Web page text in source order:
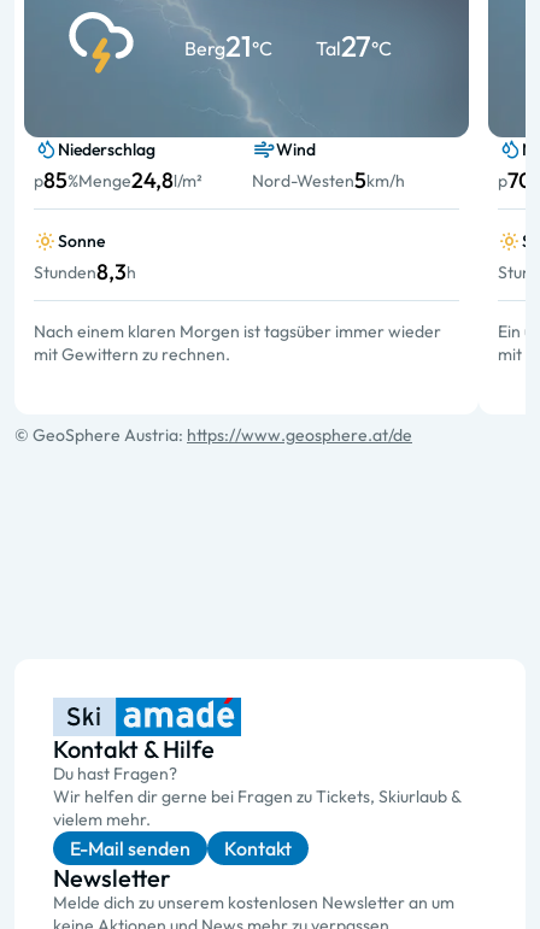
Berg21°C Tal27°C
Niederschlag
p85%Menge24,8l/m²
Wind
Nord-Westen5km/h
Sonne
Stunden8,3h
Nach einem klaren Morgen ist tagsüber immer wieder
mit Gewittern zu rechnen.
p70
Ein
mit
© GeoSphere Austria: https://www.geosphere.at/de
Kontakt & Hilfe
Du hast Fragen?
Wir helfen dir gerne bei Fragen zu Tickets, Skiurlaub &
vielem mehr.
E-Mail senden Kontakt
Newsletter
Melde dich zu unserem kostenlosen Newsletter an um